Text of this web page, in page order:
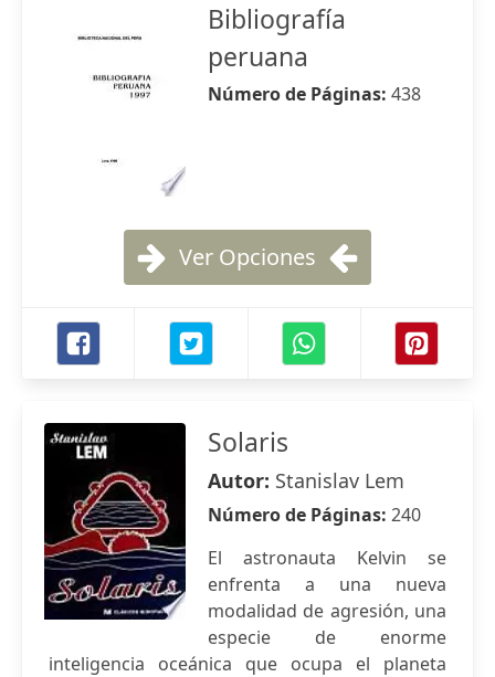
Bibliografía
peruana
Número de Páginas: 438
Ver Opciones
Solaris
Autor: Stanislav Lem
Número de Páginas: 240
El astronauta Kelvin se
enfrenta a una nueva
modalidad de agresión, una
especie de enorme
inteligencia oceánica que ocupa el planeta